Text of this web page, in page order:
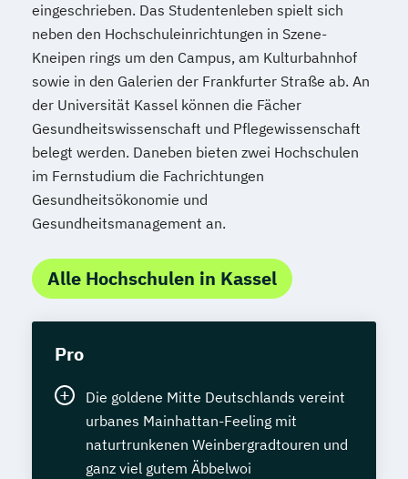
eingeschrieben. Das Studentenleben spielt sich
neben den Hochschuleinrichtungen in Szene-
Kneipen rings um den Campus, am Kulturbahnhof
sowie in den Galerien der Frankfurter Straße ab. An
der Universität Kassel können die Fächer
Gesundheitswissenschaft und Pflegewissenschaft
belegt werden. Daneben bieten zwei Hochschulen
im Fernstudium die Fachrichtungen
Gesundheitsökonomie und
Gesundheitsmanagement an.
Alle Hochschulen in Kassel
Pro
Die goldene Mitte Deutschlands vereint
urbanes Mainhattan-Feeling mit
naturtrunkenen Weinbergradtouren und
ganz viel gutem Äbbelwoi